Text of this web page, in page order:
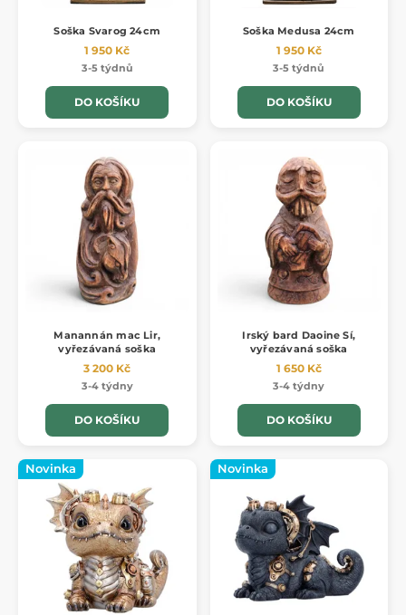
Soška Svarog 24cm
1 950 Kč
3-5 týdnů
DO KOŠÍKU
Soška Medusa 24cm
1 950 Kč
3-5 týdnů
DO KOŠÍKU
Manannán mac Lir,
vyřezávaná soška
3 200 Kč
3-4 týdny
DO KOŠÍKU
Irský bard Daoine Sí,
vyřezávaná soška
1 650 Kč
3-4 týdny
DO KOŠÍKU
Novinka Novinka